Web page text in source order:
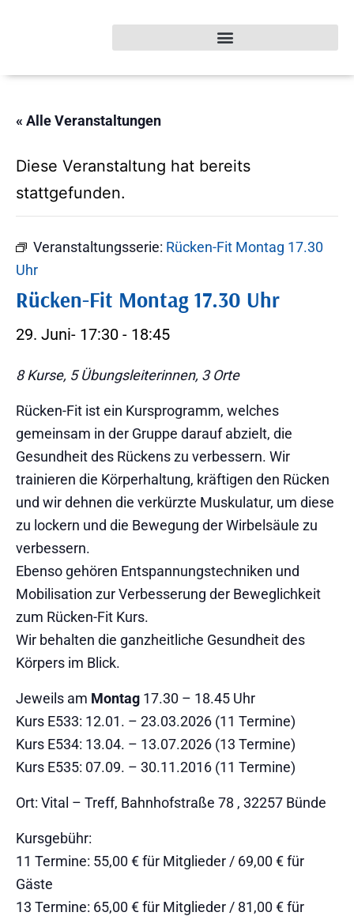
« Alle Veranstaltungen
Diese Veranstaltung hat bereits
stattgefunden.
Veranstaltungsserie: Rücken-Fit Montag 17.30
Uhr
Rücken-Fit Montag 17.30 Uhr
29. Juni- 17:30 - 18:45
8 Kurse, 5 Übungsleiterinnen, 3 Orte
Rücken-Fit ist ein Kursprogramm, welches
gemeinsam in der Gruppe darauf abzielt, die
Gesundheit des Rückens zu verbessern. Wir
trainieren die Körperhaltung, kräftigen den Rücken
und wir dehnen die verkürzte Muskulatur, um diese
zu lockern und die Bewegung der Wirbelsäule zu
verbessern.
Ebenso gehören Entspannungstechniken und
Mobilisation zur Verbesserung der Beweglichkeit
zum Rücken-Fit Kurs.
Wir behalten die ganzheitliche Gesundheit des
Körpers im Blick.
Jeweils am Montag 17.30 – 18.45 Uhr
Kurs E533: 12.01. – 23.03.2026 (11 Termine)
Kurs E534: 13.04. – 13.07.2026 (13 Termine)
Kurs E535: 07.09. – 30.11.2016 (11 Termine)
Ort: Vital – Treff, Bahnhofstraße 78 , 32257 Bünde
Kursgebühr:
11 Termine: 55,00 € für Mitglieder / 69,00 € für
Gäste
13 Termine: 65,00 € für Mitglieder / 81,00 € für